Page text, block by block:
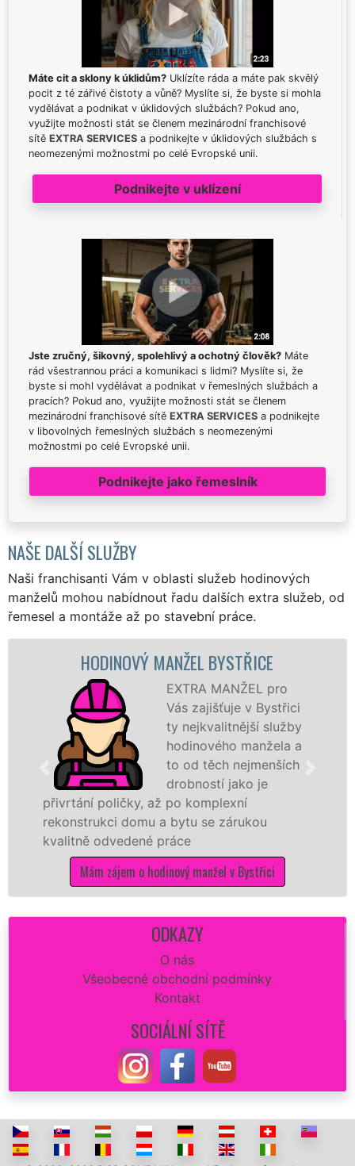
Máte cit a sklony k úklidům? Uklízíte ráda a máte pak skvělý
pocit z té zářivé čistoty a vůně? Myslíte si, že byste si mohla
vydělávat a podnikat v úklidových službách? Pokud ano,
využijte možnosti stát se členem mezinárodní franchisové
sítě EXTRA SERVICES a podnikejte v úklidových službách s
neomezenými možnostmi po celé Evropské unii.
Podnikejte v uklízení
Jste zručný, šikovný, spolehlivý a ochotný člověk? Máte
rád všestrannou práci a komunikaci s lidmi? Myslíte si, že
byste si mohl vydělávat a podnikat v řemeslných službách a
pracích? Pokud ano, využijte možnosti stát se členem
mezinárodní franchisové sítě EXTRA SERVICES a podnikejte
v libovolných řemeslných službách s neomezenými
možnostmi po celé Evropské unii.
Podnikejte jako řemeslník
NAŠE DALŠÍ SLUŽBY
Naši franchisanti Vám v oblasti služeb hodinových
manželů mohou nabídnout řadu dalších extra služeb, od
řemesel a montáže až po stavební práce.
HODINOVÝ MANŽEL BYSTŘICE
EXTRA MANŽEL pro
Vás zajišťuje v Bystřici
ty nejkvalitnější služby
hodinového manžela a
to od těch nejmenších
drobností jako je
poličky, až po komplexní
domu a bytu se zárukou
odvedené práce
Mám zájem o hodinový manžel v Bystřici
ODKAZY
O nás
Všeobecné obchodní podmínky
Kontakt
SOCIÁLNÍ SÍTĚ